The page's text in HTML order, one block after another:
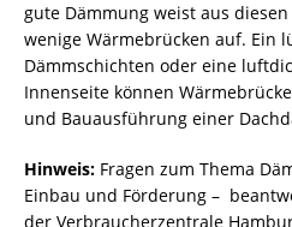
gute Dämmung weist aus
wenige Wärmebrücken auf. Ein
Dämmschichten oder eine
Innenseite können
und Bauausführung einer
Hinweis: Fragen zum Thema
Einbau und Förderung –
der Verbraucherzentrale